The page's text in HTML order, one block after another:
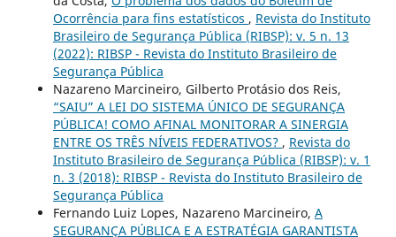
Ocorrência para fins estatísticos , Revista do Instituto
Brasileiro de Segurança Pública (RIBSP): v. 5 n. 13
(2022): RIBSP - Revista do Instituto Brasileiro de
Segurança Pública
Nazareno Marcineiro, Gilberto Protásio dos Reis,
“SAIU” A LEI DO SISTEMA ÚNICO DE SEGURANÇA
PÚBLICA! COMO AFINAL MONITORAR A SINERGIA
ENTRE OS TRÊS NÍVEIS FEDERATIVOS? , Revista do
Instituto Brasileiro de Segurança Pública (RIBSP): v. 1
n. 3 (2018): RIBSP - Revista do Instituto Brasileiro de
Segurança Pública
Fernando Luiz Lopes, Nazareno Marcineiro, A
SEGURANÇA PÚBLICA E A ESTRATÉGIA GARANTISTA